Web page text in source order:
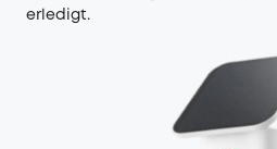
erledigt.